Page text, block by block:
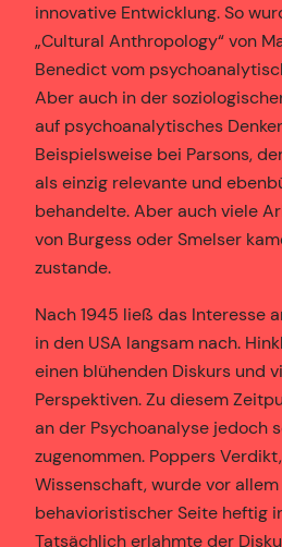
innovative Entwicklung. So
„Cultural Anthropology“ von
Benedict vom
Aber auch in der
auf psychoanalytisches
Beispielsweise bei Parsons,
als einzig relevante und
behandelte. Aber auch viele
von Burgess oder Smelser
zustande.
Nach 1945 ließ das Interesse
in den USA langsam nach.
einen blühenden Diskurs und
Perspektiven. Zu diesem
an der Psychoanalyse jedoch
zugenommen. Poppers
Wissenschaft, wurde vor allem
behavioristischer Seite heftig
Tatsächlich erlahmte der